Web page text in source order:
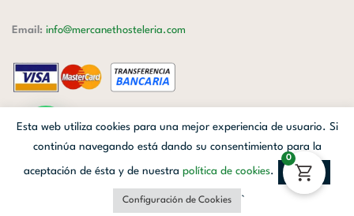
Email: info@mercanethosteleria.com
Mercanet © 2026.| Diseñado porAvanzada Digital| Webmaster
Facebook Linkedin Instagram
Esta web utiliza cookies para una mejor experiencia de usuario. Si
continúa navegando está dando su consentimiento para la
aceptación de ésta y de nuestra política de cookies. Aceptar
Configuración de Cookies `
0